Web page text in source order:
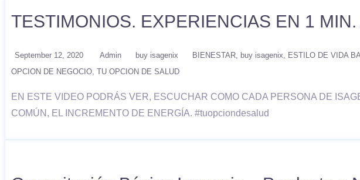
TESTIMONIOS. EXPERIENCIAS EN 1
September 12, 2020 Admin buy isagenix BIENESTAR buy isagenix ESTILO DE VIDA
OPCION DE NEGOCIO TU OPCION DE SALUD
EN ESTE VIDEO PODRÁS VER, ESCUCHAR COMO CADA PERSONA DE
COMÚN, EL INCREMENTO DE ENERGÍA. #tuopciondesalud